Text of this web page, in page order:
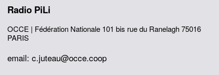
Radio PiLi
OCCE | Fédération Nationale 101 bis rue du Ranelagh75016
PARIS
email: c.juteau@occe.coop